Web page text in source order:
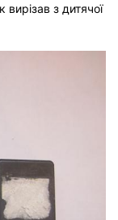
з дитячої